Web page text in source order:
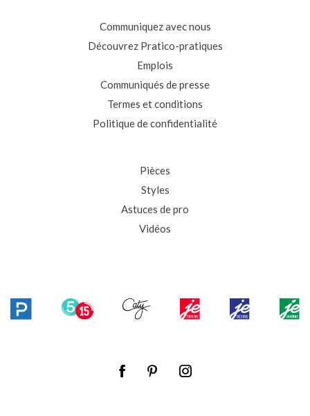
Communiquez avec nous
Découvrez Pratico-pratiques
Emplois
Communiqués de presse
Termes et conditions
Politique de confidentialité
Pièces
Styles
Astuces de pro
Vidéos